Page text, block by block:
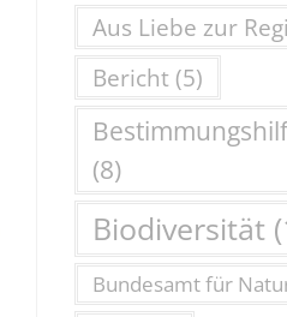
Aus Liebe zur
Bericht (5)
(8)
Biodiversität
Bundesamt für